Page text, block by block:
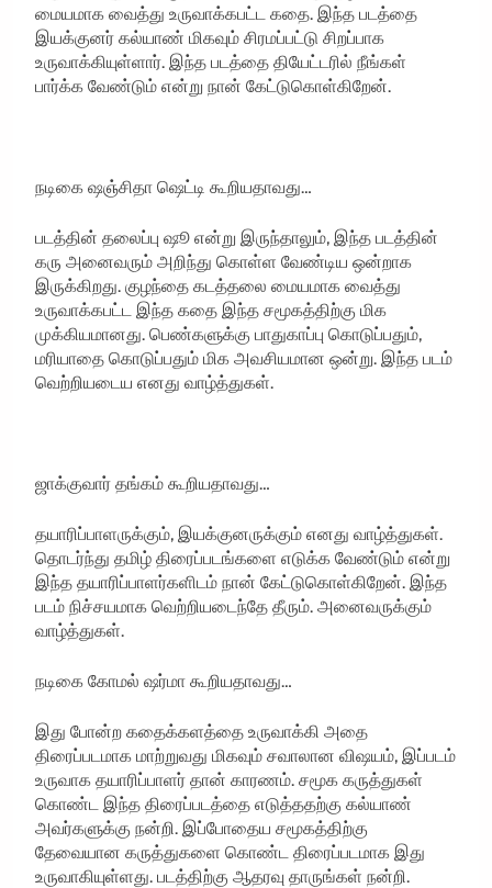
மையமாக வைத்து உருவாக்கபட்ட கதை. இந்த படத்தை
இயக்குனர் கல்யாண் மிகவும் சிரமப்பட்டு சிறப்பாக
உருவாக்கியுள்ளார். இந்த படத்தை தியேட்டரில் நீங்கள்
பார்க்க வேண்டும் என்று நான் கேட்டுகொள்கிறேன்.
நடிகை ஷஞ்சிதா ஷெட்டி கூறியதாவது…
படத்தின் தலைப்பு ஷூ என்று இருந்தாலும், இந்த படத்தின்
கரு அனைவரும் அறிந்து கொள்ள வேண்டிய ஒன்றாக
இருக்கிறது. குழந்தை கடத்தலை மையமாக வைத்து
உருவாக்கபட்ட இந்த கதை இந்த சமூகத்திற்கு மிக
முக்கியமானது. பெண்களுக்கு பாதுகாப்பு கொடுப்பதும்,
மரியாதை கொடுப்பதும் மிக அவசியமான ஒன்று. இந்த படம்
வெற்றியடைய எனது வாழ்த்துகள்.
ஜாக்குவார் தங்கம் கூறியதாவது…
தயாரிப்பாளருக்கும், இயக்குனருக்கும் எனது வாழ்த்துகள்.
தொடர்ந்து தமிழ் திரைப்படங்களை எடுக்க வேண்டும் என்று
இந்த தயாரிப்பாளர்களிடம் நான் கேட்டுகொள்கிறேன். இந்த
படம் நிச்சயமாக வெற்றியடைந்தே தீரும். அனைவருக்கும்
வாழ்த்துகள்.
நடிகை கோமல் ஷர்மா கூறியதாவது…
இது போன்ற கதைக்களத்தை உருவாக்கி அதை
திரைப்படமாக மாற்றுவது மிகவும் சவாலான விஷயம், இப்படம்
உருவாக தயாரிப்பாளர் தான் காரணம். சமூக கருத்துகள்
கொண்ட இந்த திரைப்படத்தை எடுத்ததற்கு கல்யாண்
அவர்களுக்கு நன்றி. இப்போதைய சமூகத்திற்கு
தேவையான கருத்துகளை கொண்ட திரைப்படமாக இது
உருவாகியுள்ளது. படத்திற்கு ஆதரவு தாருங்கள் நன்றி.